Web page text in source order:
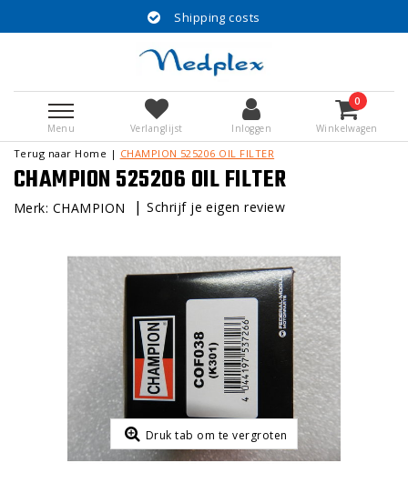
Shipping costs
Menu Verlanglijst Inloggen
0
Winkelwagen
Terug naar Home | CHAMPION 525206 OIL FILTER
CHAMPION 525206 OIL FILTER
Merk: CHAMPION |Schrijf je eigen review
Druk tab om te vergroten